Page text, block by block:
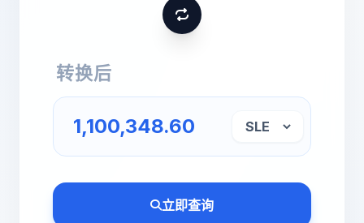
转换后
立即查询